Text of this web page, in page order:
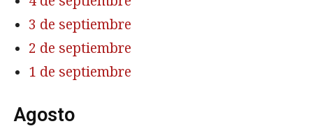
3 de septiembre
2 de septiembre
1 de septiembre
Agosto